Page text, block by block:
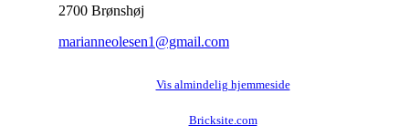
2700 Brønshøj
marianneolesen1@gmail.com
Vis almindelig hjemmeside
Bricksite.com